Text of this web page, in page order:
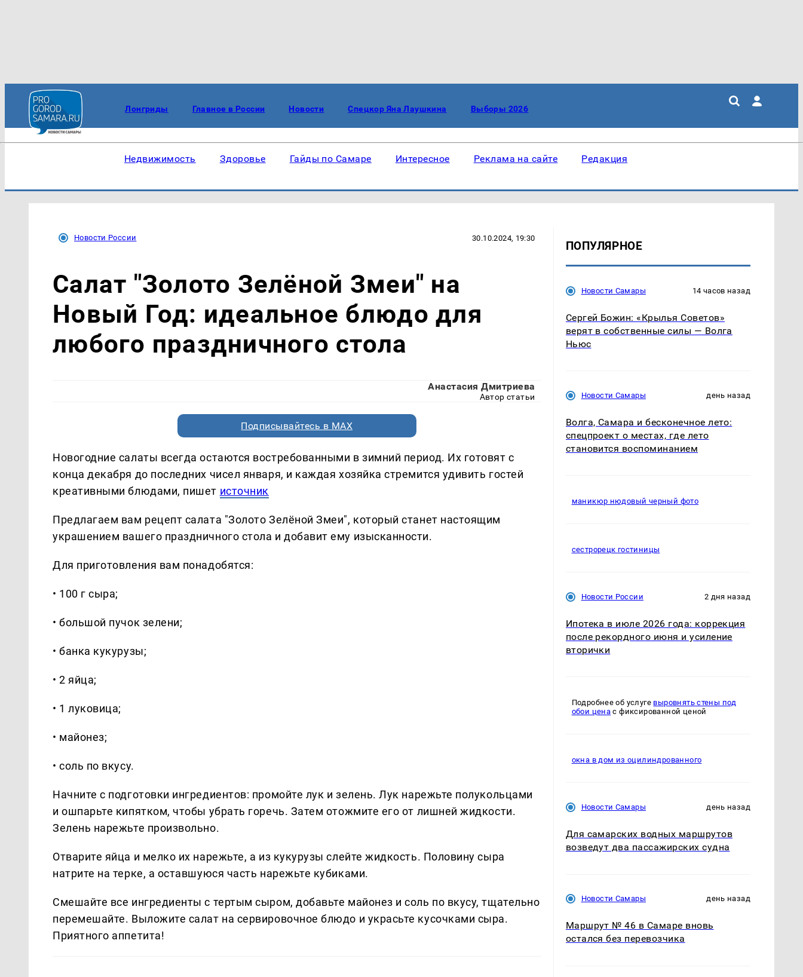
Лонгриды Главное в России Новости Спецкор Яна Лаушкина Выборы 2026
Недвижимость Здоровье Гайды по Самаре Интересное Реклама на сайте Редакция
Новости России 30.10.2024, 19:30
Салат "Золото Зелёной Змеи" на
Новый Год: идеальное блюдо для
любого праздничного стола
Анастасия Дмитриева
Автор статьи
Подписывайтесь в MAX
Новогодние салаты всегда остаются востребованными в зимний период. Их готовят с
конца декабря до последних чисел января, и каждая хозяйка стремится удивить гостей
креативными блюдами, пишет источник
Предлагаем вам рецепт салата "Золото Зелёной Змеи", который станет настоящим
украшением вашего праздничного стола и добавит ему изысканности.
Для приготовления вам понадобятся:
• 100 г сыра;
• большой пучок зелени;
• банка кукурузы;
• 2 яйца;
• 1 луковица;
• майонез;
• соль по вкусу.
Начните с подготовки ингредиентов: промойте лук и зелень. Лук нарежьте полукольцами
и ошпарьте кипятком, чтобы убрать горечь. Затем отожмите его от лишней жидкости.
Зелень нарежьте произвольно.
Отварите яйца и мелко их нарежьте, а из кукурузы слейте жидкость. Половину сыра
натрите на терке, а оставшуюся часть нарежьте кубиками.
Смешайте все ингредиенты с тертым сыром, добавьте майонез и соль по вкусу, тщательно
перемешайте. Выложите салат на сервировочное блюдо и украсьте кусочками сыра.
Приятного аппетита!
ПОПУЛЯРНОЕ
Новости Самары 14 часов назад
Сергей Божин: «Крылья Советов»
верят в собственные силы — Волга
Ньюс
Новости Самары день назад
Волга, Самара и бесконечное лето:
спецпроект о местах, где лето
становится воспоминанием
маникюр нюдовый черный фото
сестрорецк гостиницы
Новости России 2 дня назад
Ипотека в июле 2026 года: коррекция
после рекордного июня и усиление
вторички
Подробнее об услуге выровнять стены под
обои цена с фиксированной ценой
окна в дом из оцилиндрованного
Новости Самары день назад
Для самарских водных маршрутов
возведут два пассажирских судна
Новости Самары день назад
Маршрут № 46 в Самаре вновь
остался без перевозчика